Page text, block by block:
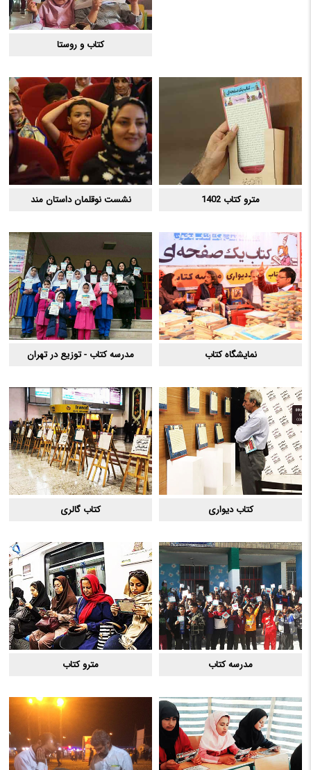
کتاب و روستا
مترو کتاب 1402 نشست نوقلمان داستان مند
نمایشگاه کتاب مدرسه کتاب - توزیع در تهران
کتاب دیواری کتاب گالری
مدرسه کتاب مترو کتاب